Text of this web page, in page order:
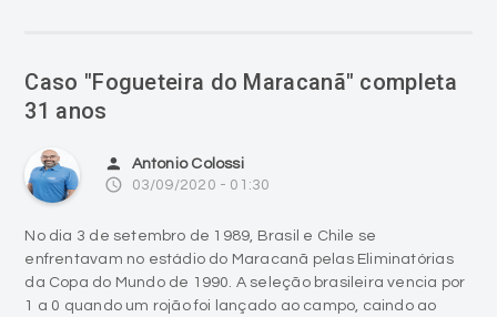
person Antonio Colossi
access_time
No dia 3 de setembro de 1989, Brasil e Chile se
enfrentavam no estádio do Maracanã pelas Eliminatórias
1 a 0 quando um rojão foi lançado ao campo, caindo ao
lado do goleiro chileno Roberto Rojas.
O arqueiro chileno fingiu ter sido atingido. Premeditando o